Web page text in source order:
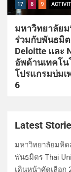
17 8 9
มหาวิทยาลัย
ร่วมกับพันธมิต
Deloitte และ
อัพด้านเทคโ
โปรแกรมบ่มเ
6
Latest
มหาวิทยาลัยมหิ
พันธมิตร Thai
เดินหน้าคัดเลือก